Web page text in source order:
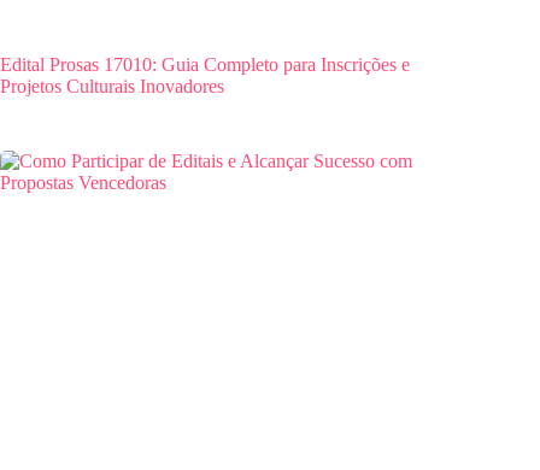
Edital Prosas 17010: Guia Completo para Inscrições e
Projetos Culturais Inovadores